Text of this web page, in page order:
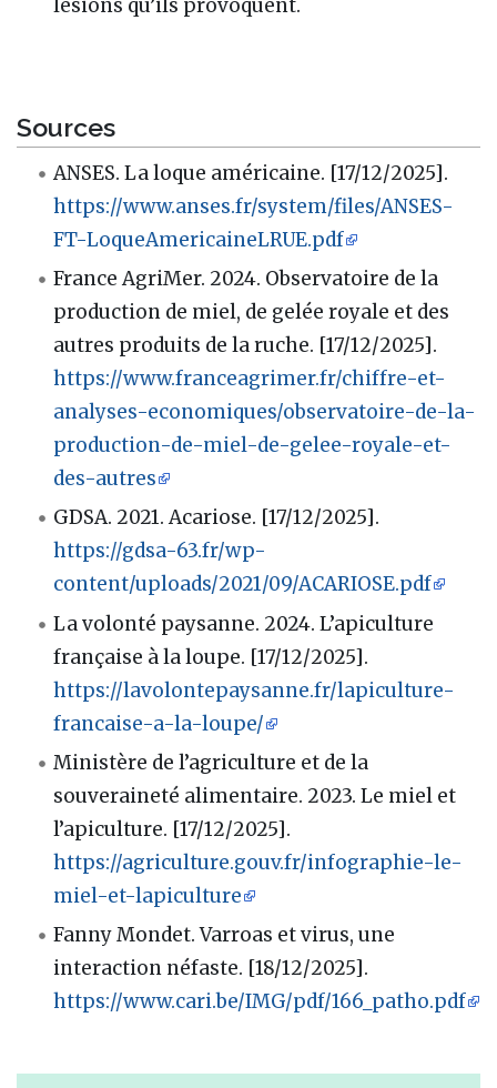
lésions qu’ils provoquent.
Sources
ANSES. La loque américaine. [17/12/2025].
https://www.anses.fr/system/files/ANSES-
FT-LoqueAmericaineLRUE.pdf
France AgriMer. 2024. Observatoire de la
production de miel, de gelée royale et des
autres produits de la ruche. [17/12/2025].
https://www.franceagrimer.fr/chiffre-et-
analyses-economiques/observatoire-de-la-
production-de-miel-de-gelee-royale-et-
des-autres
GDSA. 2021. Acariose. [17/12/2025].
https://gdsa-63.fr/wp-
content/uploads/2021/09/ACARIOSE.pdf
La volonté paysanne. 2024. L’apiculture
française à la loupe. [17/12/2025].
https://lavolontepaysanne.fr/lapiculture-
francaise-a-la-loupe/
Ministère de l’agriculture et de la
souveraineté alimentaire. 2023. Le miel et
l’apiculture. [17/12/2025].
https://agriculture.gouv.fr/infographie-le-
miel-et-lapiculture
Fanny Mondet. Varroas et virus, une
interaction néfaste. [18/12/2025].
https://www.cari.be/IMG/pdf/166_patho.pdf